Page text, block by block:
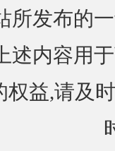
所发布的
述内容用
益,请及